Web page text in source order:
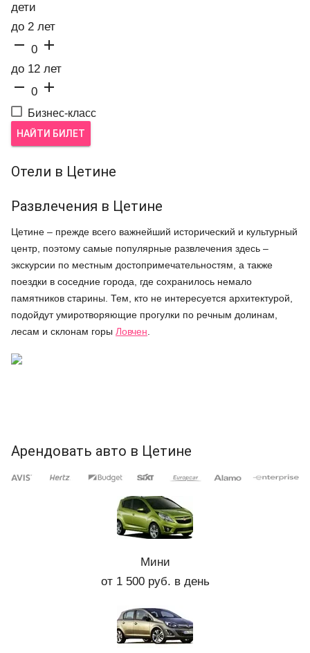
дети
до 2 лет
 0 
до 12 лет
 0 
Бизнес-класс
НАЙТИ БИЛЕТ
Отели в Цетине
Развлечения в Цетине
Цетине – прежде всего важнейший исторический и культурный
центр, поэтому самые популярные развлечения здесь –
экскурсии по местным достопримечательностям, а также
поездки в соседние города, где сохранилось немало
памятников старины. Тем, кто не интересуется архитектурой,
подойдут умиротворяющие прогулки по речным долинам,
лесам и склонам горы Ловчен
Арендовать авто в Цетине
Мини
от 1 500 руб. в день